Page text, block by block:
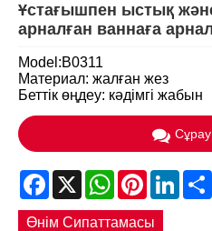
Ұстағышпен ыстық
арналған ваннаға
Model:B0311
Материал: жалған жез
Беттік өңдеу: кәдімгі жабын
Сұрау
Facebook
X WhatsApp
Pinterest
Өнім Сипаттамасы